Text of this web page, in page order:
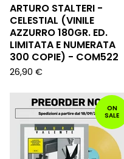
ARTURO STALTERI -
CELESTIAL (VINILE
AZZURRO 180GR. ED.
LIMITATA E NUMERATA
300 COPIE) - COM522
26,90 €
ON
SALE